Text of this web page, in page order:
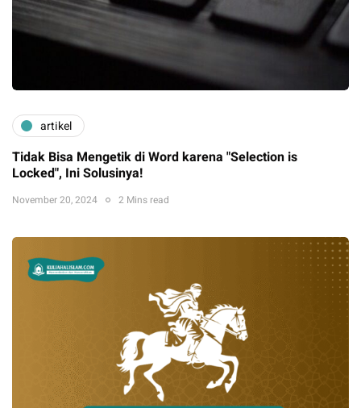
artikel
Tidak Bisa Mengetik di Word karena "Selection is
Locked", Ini Solusinya!
November 20, 2024 2 Mins read